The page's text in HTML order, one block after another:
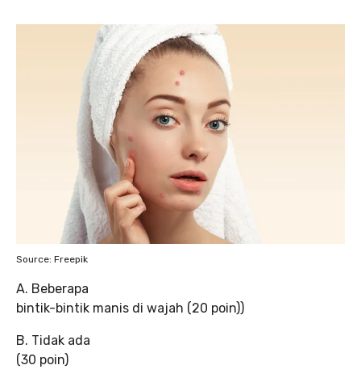
Source: Freepik
A. Beberapa
bintik-bintik manis di wajah (20 poin))
B. Tidak ada
(30 poin)